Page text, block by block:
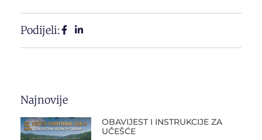
Podijeli:
Najnovije
OBAVIJEST I INSTRUKCIJE ZA
UČEŠĆE